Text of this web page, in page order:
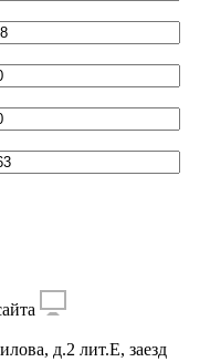
д.2 лит.Е, заезд